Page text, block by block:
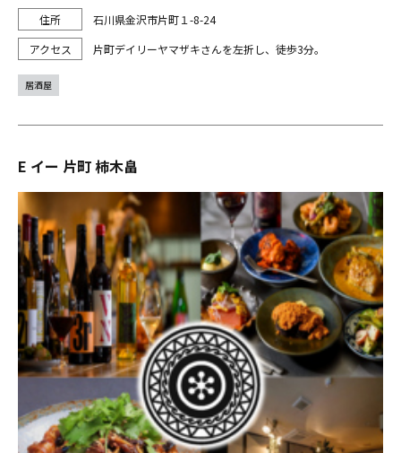
石川県金沢市片町１-8-24
片町デイリーヤマザキさんを左折し、徒歩3分。
居酒屋
E イー 片町 柿木畠